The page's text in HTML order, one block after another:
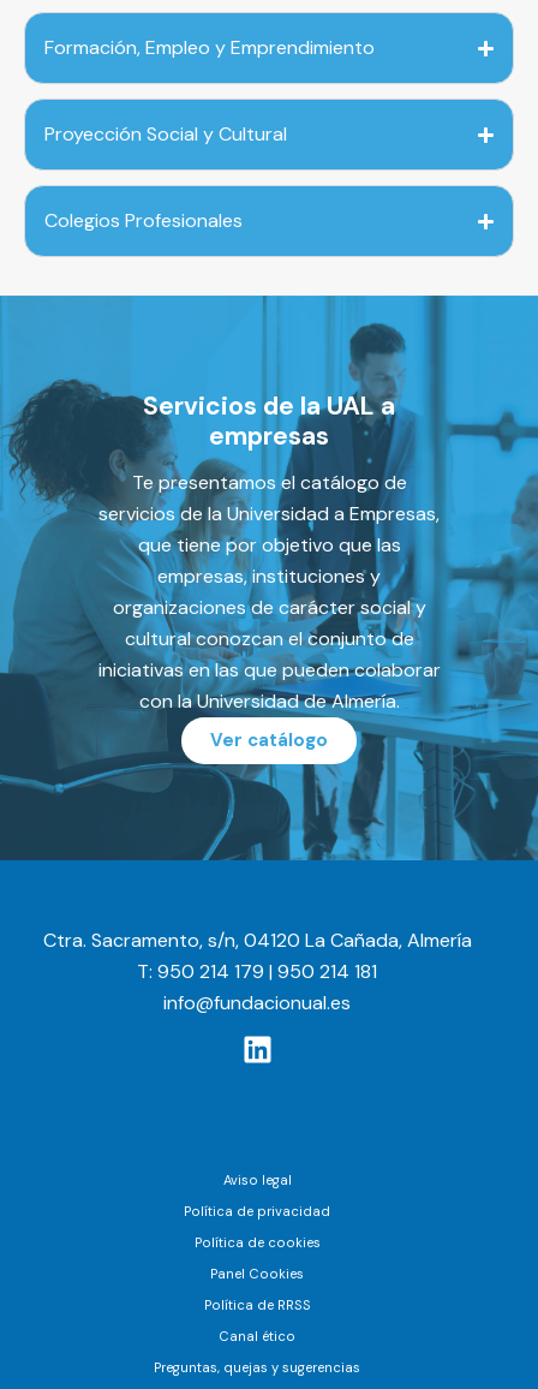
Formación, Empleo y Emprendimiento
Proyección Social y Cultural
Colegios Profesionales
Servicios de la UAL a
empresas
Te presentamos el catálogo de
servicios de la Universidad a Empresas,
que tiene por objetivo que las
empresas, instituciones y
organizaciones de carácter social y
cultural conozcan el conjunto de
iniciativas en las que pueden colaborar
con la Universidad de Almería.
Ver catálogo
Ctra. Sacramento, s/n, 04120 La Cañada, Almería
T: 950 214 179 | 950 214 181
info@fundacionual.es
Aviso legal
Política de privacidad
Política de cookies
Panel Cookies
Política de RRSS
Canal ético
Preguntas, quejas y sugerencias